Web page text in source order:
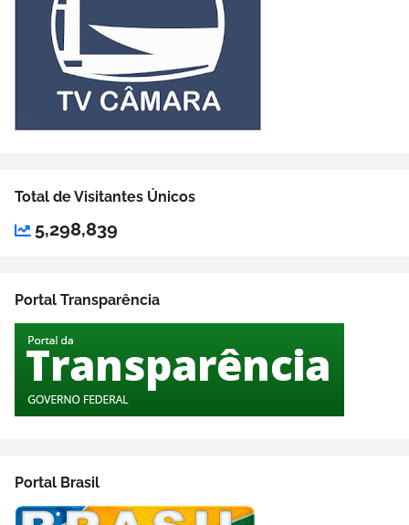
Total de Visitantes Únicos
5,298,839
Portal Transparência
Portal Brasil